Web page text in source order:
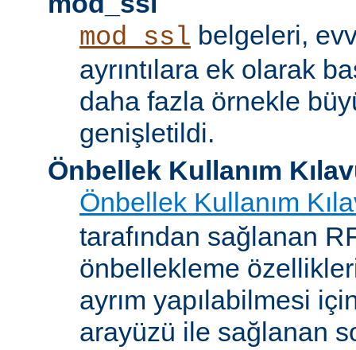
mod_ssl belgeleri,
ayrıntılara ek olarak
daha fazla örnekle
genişletildi.
Önbellek Kullanım
Önbellek Kullanım
tarafından sağlanan
önbellekleme
ayrım yapılabilmesi
arayüzü ile sağlanan